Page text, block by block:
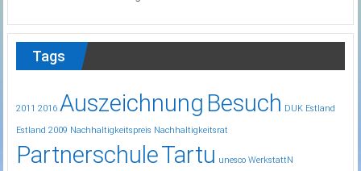
Tags
2011 2016 Auszeichnung Besuch DUK Estland
Estland 2009 Nachhaltigkeitspreis Nachhaltigkeitsrat
PartnerschuleTartu unesco WerkstattN